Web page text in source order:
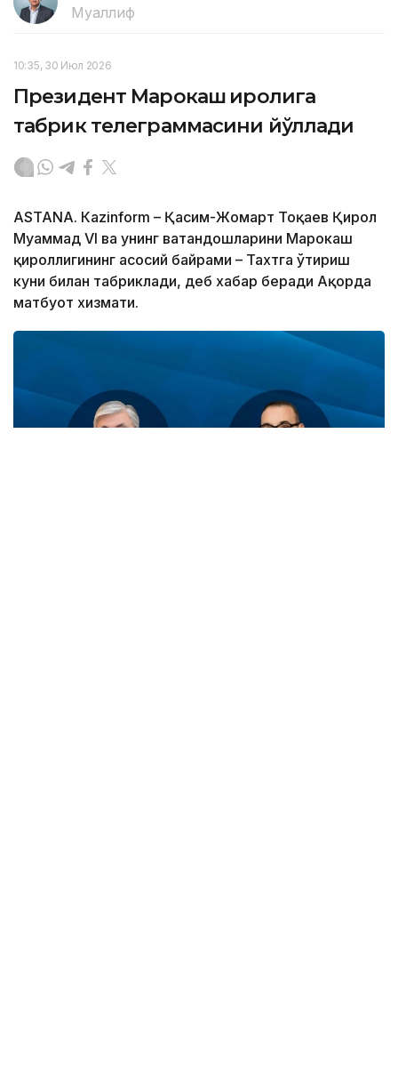
Муаллиф
10:35, 30 Июл 2026
Президент Марокаш Қиролига
табрик телеграммасини йўллади
ASTANА. Кazinform – Қасим-Жомарт Тоқаев Қирол
Муҳаммад VI ва унинг ватандошларини Марокаш
қироллигининг асосий байрами – Тахтга ўтириш
куни билан табриклади, деб хабар беради Ақорда
матбуот хизмати.